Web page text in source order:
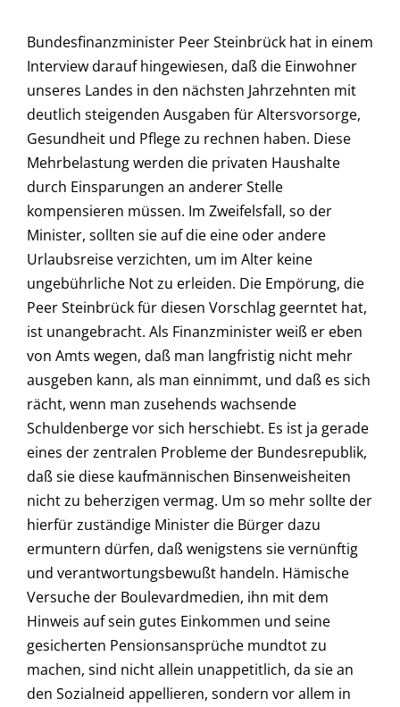
Bundesfinanzminister Peer Steinbrück hat in einem
Interview darauf hingewiesen, daß die Einwohner
unseres Landes in den nächsten Jahrzehnten mit
deutlich steigenden Ausgaben für Altersvorsorge,
Gesundheit und Pflege zu rechnen haben. Diese
Mehrbelastung werden die privaten Haushalte
durch Einsparungen an anderer Stelle
kompensieren müssen. Im Zweifelsfall, so der
Minister, sollten sie auf die eine oder andere
Urlaubsreise verzichten, um im Alter keine
ungebührliche Not zu erleiden. Die Empörung, die
Peer Steinbrück für diesen Vorschlag geerntet hat,
ist unangebracht. Als Finanzminister weiß er eben
von Amts wegen, daß man langfristig nicht mehr
ausgeben kann, als man einnimmt, und daß es sich
rächt, wenn man zusehends wachsende
Schuldenberge vor sich herschiebt. Es ist ja gerade
eines der zentralen Probleme der Bundesrepublik,
daß sie diese kaufmännischen Binsenweisheiten
nicht zu beherzigen vermag. Um so mehr sollte der
hierfür zuständige Minister die Bürger dazu
ermuntern dürfen, daß wenigstens sie vernünftig
und verantwortungsbewußt handeln. Hämische
Versuche der Boulevardmedien, ihn mit dem
Hinweis auf sein gutes Einkommen und seine
gesicherten Pensionsansprüche mundtot zu
machen, sind nicht allein unappetitlich, da sie an
den Sozialneid appellieren, sondern vor allem in